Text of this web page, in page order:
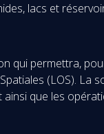
lacs et
qui permettra,
(LOS). La
que les